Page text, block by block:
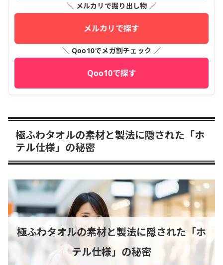
＼ メルカリで掘り出し物 ／
メルカリで探す
＼ Qoo10でメガ割チェック ／
Qoo10で探す
極ふわタオルの素材と製法に隠された「ホ
テル仕様」の秘密
極ふわタオルの素材と製法に隠された「ホ
テル仕様」の秘密